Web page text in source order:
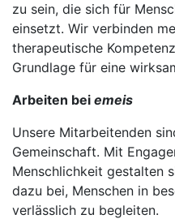
zu sein, die sich für
einsetzt. Wir verbinden
therapeutische
Grundlage für eine
Arbeiten bei emeis
Unsere Mitarbeitenden
Gemeinschaft. Mit
Menschlichkeit gestalten
dazu bei, Menschen in
verlässlich zu begleiten.